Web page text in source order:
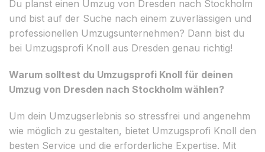
Du planst einen Umzug von Dresden nach Stockholm
und bist auf der Suche nach einem zuverlässigen und
professionellen Umzugsunternehmen? Dann bist du
bei Umzugsprofi Knoll aus Dresden genau richtig!
Warum solltest du Umzugsprofi Knoll für deinen
Umzug von Dresden nach Stockholm wählen?
Um dein Umzugserlebnis so stressfrei und angenehm
wie möglich zu gestalten, bietet Umzugsprofi Knoll den
besten Service und die erforderliche Expertise. Mit